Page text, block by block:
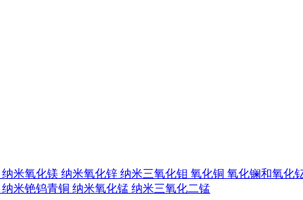
纳米氧化镁 纳米氧化锌 纳米三氧化钼 氧化铜 氧化镧和氧化
纳米铯钨青铜 纳米氧化锰 纳米三氧化二锰